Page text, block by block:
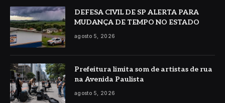
DEFESA CIVIL DE SP ALERTA PARA
MUDANÇA DE TEMPO NO ESTADO
agosto 5, 2026
Prefeitura limita som de artistas de rua
na Avenida Paulista
agosto 5, 2026